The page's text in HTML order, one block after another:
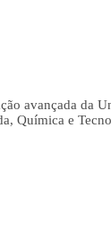
avançada da
Química e